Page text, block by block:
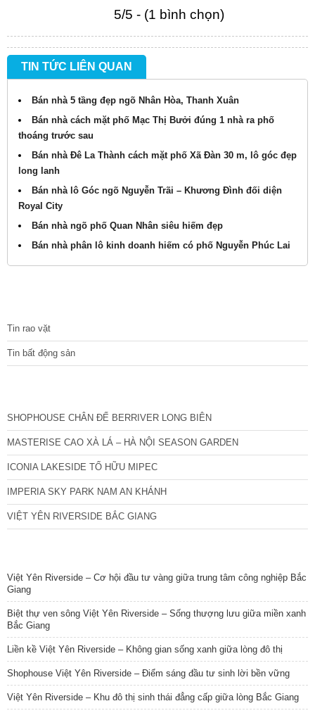
5/5 - (1 bình chọn)
TIN TỨC LIÊN QUAN
Bán nhà 5 tầng đẹp ngõ Nhân Hòa, Thanh Xuân
Bán nhà cách mặt phố Mạc Thị Bưởi đúng 1 nhà ra phố
thoáng trước sau
Bán nhà Đê La Thành cách mặt phố Xã Đàn 30 m, lô góc đẹp
long lanh
Bán nhà lô Góc ngõ Nguyễn Trãi – Khương Đình đối diện
Royal City
Bán nhà ngõ phố Quan Nhân siêu hiếm đẹp
Bán nhà phân lô kinh doanh hiếm có phố Nguyễn Phúc Lai
Tin rao vặt
Tin bất động sản
SHOPHOUSE CHÂN ĐẾ BERRIVER LONG BIÊN
MASTERISE CAO XÀ LÁ – HÀ NỘI SEASON GARDEN
ICONIA LAKESIDE TỐ HỮU MIPEC
IMPERIA SKY PARK NAM AN KHÁNH
VIỆT YÊN RIVERSIDE BẮC GIANG
Việt Yên Riverside – Cơ hội đầu tư vàng giữa trung tâm công nghiệp Bắc
Giang
Biệt thự ven sông Việt Yên Riverside – Sống thượng lưu giữa miền xanh
Bắc Giang
Liền kề Việt Yên Riverside – Không gian sống xanh giữa lòng đô thị
Shophouse Việt Yên Riverside – Điểm sáng đầu tư sinh lời bền vững
Việt Yên Riverside – Khu đô thị sinh thái đẳng cấp giữa lòng Bắc Giang